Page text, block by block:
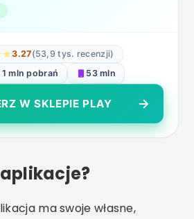
3.27(53,9 tys. recenzji)
1 mln pobrań
53 mln
W SKLEPIE PLAY
aplikacje?
ma swoje własne,